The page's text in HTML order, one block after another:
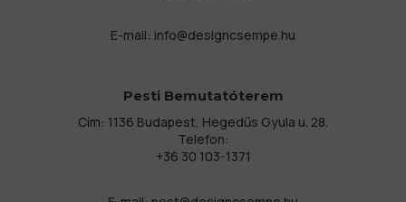
E-mail: info@designcsempe.hu
Pesti Bemutatóterem
Cím: 1136 Budapest, Hegedűs Gyula u. 28.
Telefon:
+36 30 103-1371